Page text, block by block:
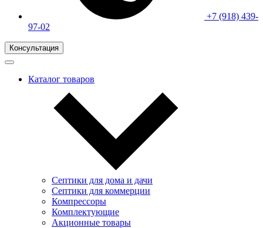
+7 (918) 439-
97-02
Консультация
Каталог товаров
Септики для дома и дачи
Септики для коммерции
Компрессоры
Комплектующие
Акционные товары